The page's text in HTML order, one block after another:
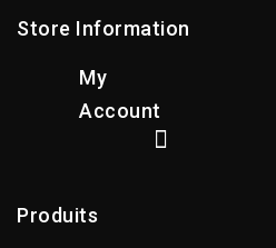
Store Information
My
Account
Produits